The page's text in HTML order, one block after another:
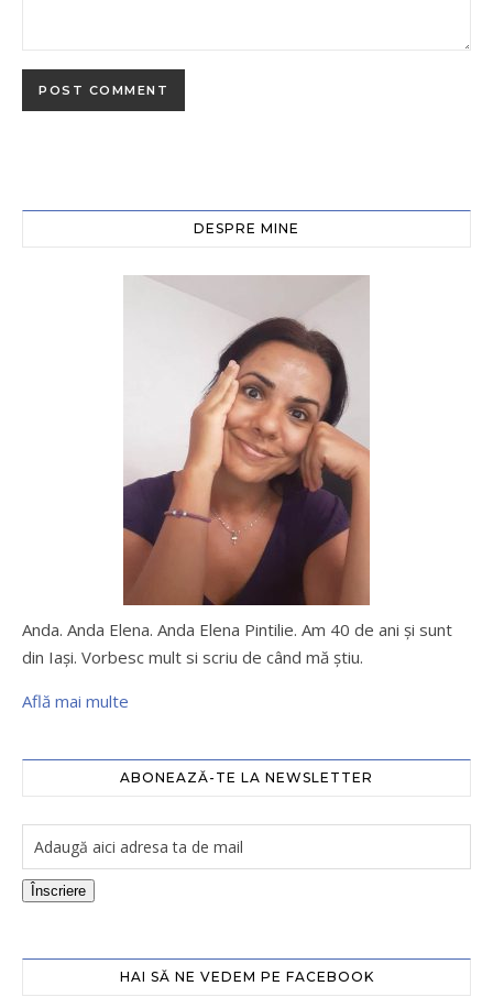
DESPRE MINE
Anda. Anda Elena. Anda Elena Pintilie. Am 40 de ani şi sunt
din Iaşi. Vorbesc mult si scriu de când mă ştiu.
Află mai multe
ABONEAZĂ-TE LA NEWSLETTER
Înscriere
HAI SĂ NE VEDEM PE FACEBOOK